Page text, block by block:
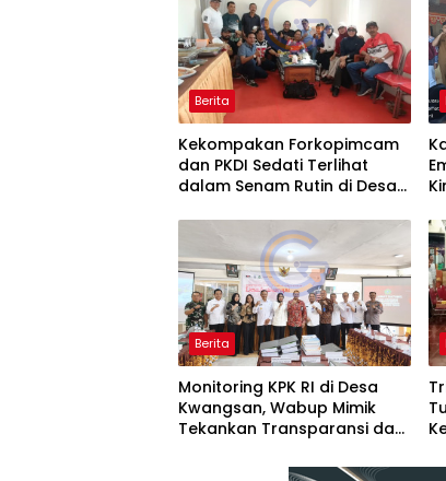
Berita
Kekompakan Forkopimcam
dan PKDI Sedati Terlihat
dalam Senam Rutin di Desa
Berita
Monitoring KPK RI di Desa
Kwangsan, Wabup Mimik
Tekankan Transparansi dan